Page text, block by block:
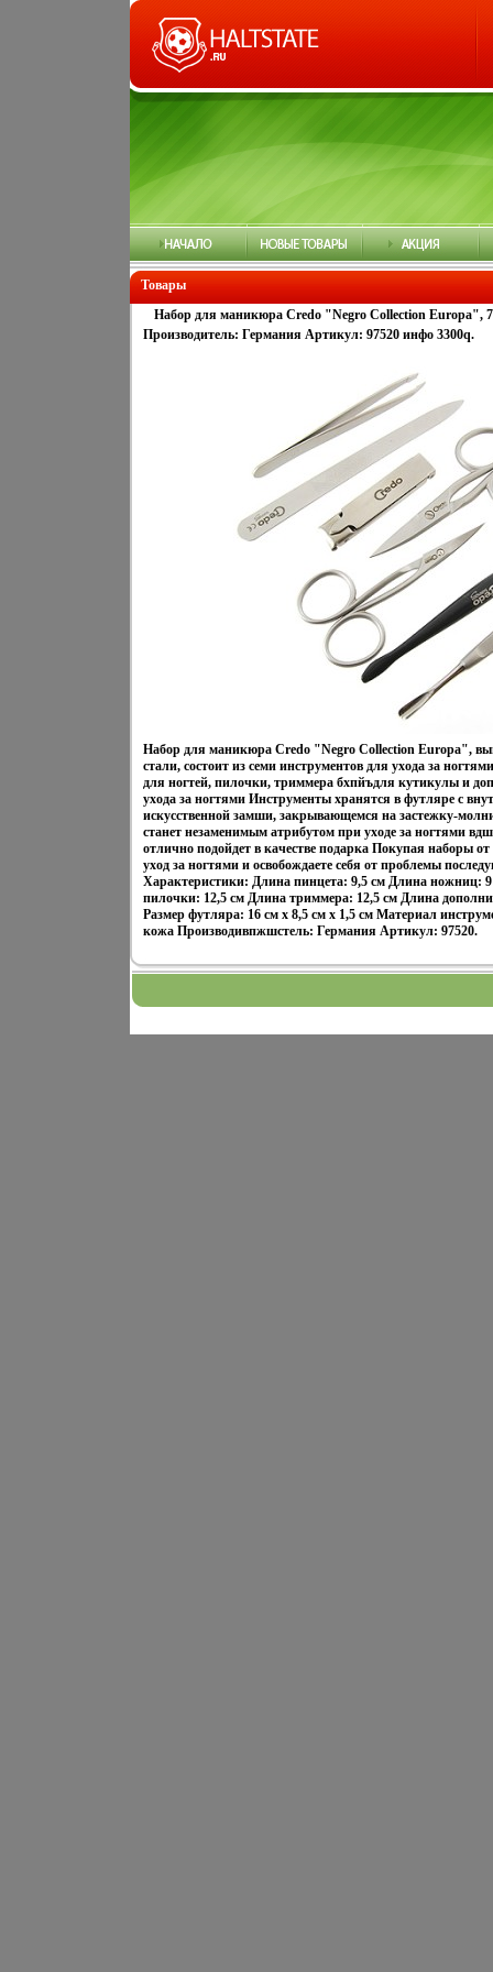
Товары
Набор для маникюра Credo "Negro Collection Europa", 7
Производитель: Германия Артикул: 97520 инфо 3300q.
Набор для маникюра Credo "Negro Collection Europa",
стали, состоит из семи инструментов для ухода за
для ногтей, пилочки, триммера бхпйъдля кутикулы и
ухода за ногтями Инструменты хранятся в футляре с
искусственной замши, закрывающемся на застежку-
станет незаменимым атрибутом при уходе за ногтями
отлично подойдет в качестве подарка Покупая наборы
уход за ногтями и освобождаете себя от проблемы
Характеристики: Длина пинцета: 9,5 см Длина ножниц:
пилочки: 12,5 см Длина триммера: 12,5 см Длина
Размер футляра: 16 см х 8,5 см х 1,5 см Материал
кожа Производивпжшстель: Германия Артикул: 97520.